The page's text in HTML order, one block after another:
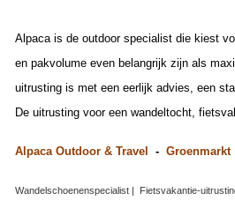
Alpaca is de outdoor specialist die kiest
en pakvolume even belangrijk zijn als
uitrusting is met een eerlijk advies, een
De uitrusting voor een wandeltocht,
Alpaca Outdoor & Travel - Groenmarkt
Wandelschoenenspecialist | Fietsvakantie-